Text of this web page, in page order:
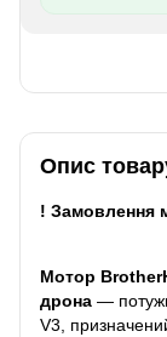
Опис
! Замовлення
Мотор
дрона —
V3,